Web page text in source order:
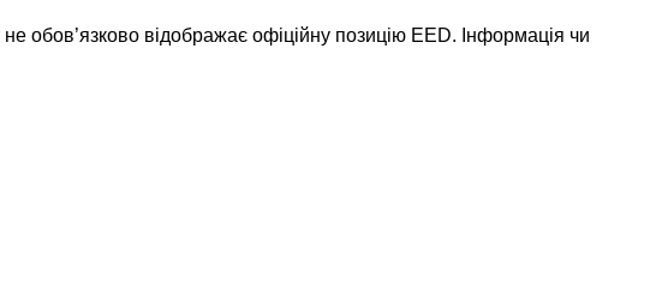
обов’язково відображає офіційну позицію EED. Інформація чи